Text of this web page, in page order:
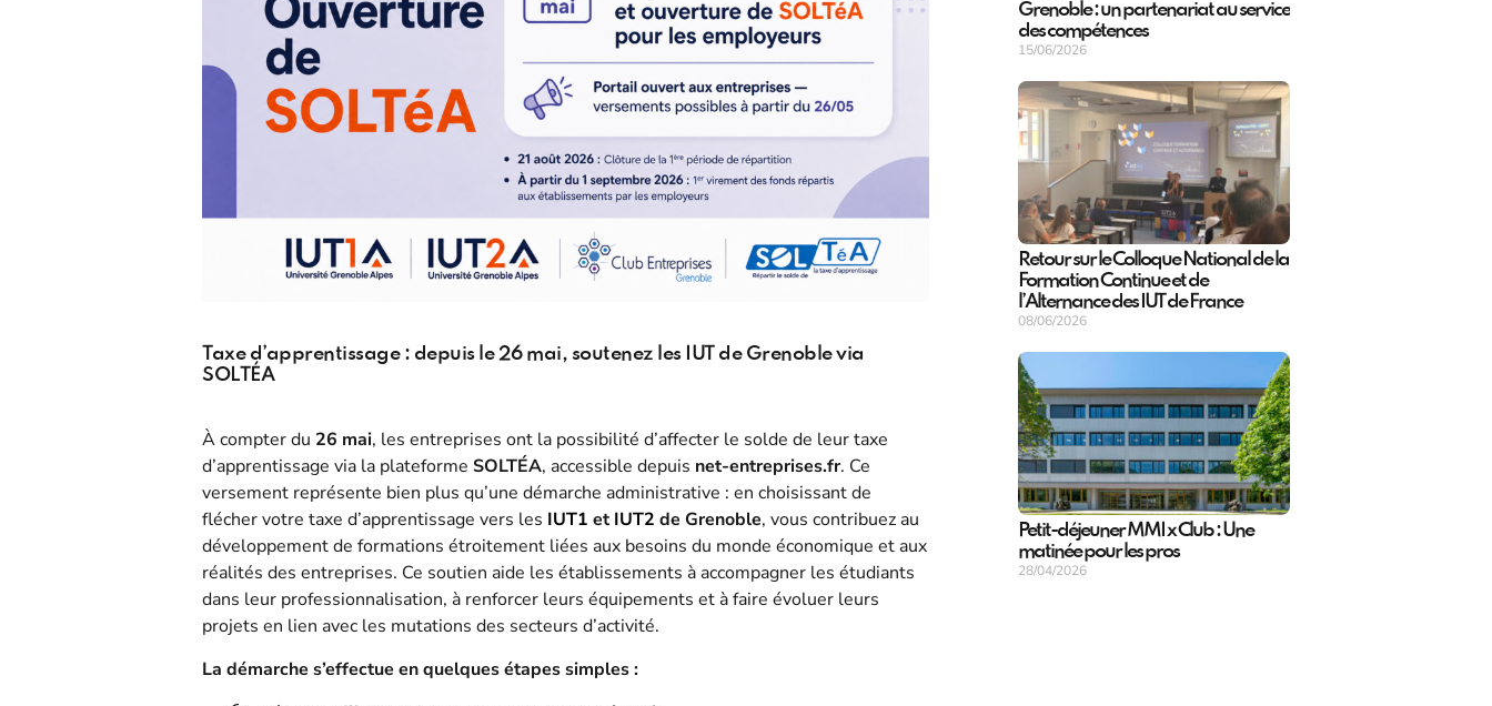
Taxe d’apprentissage : depuis le 26 mai, soutenez les IUT de Grenoble via
SOLTÉA
À compter du 26 mai, les entreprises ont la possibilité d’affecter le solde de leur taxe
d’apprentissage via la plateforme SOLTÉA, accessible depuis net-entreprises.fr. Ce
versement représente bien plus qu’une démarche administrative : en choisissant de
flécher votre taxe d’apprentissage vers les IUT1 etIUT2 de Grenoble, vous contribuez au
développement de formations étroitement liées aux besoins du monde économique et aux
réalités des entreprises. Ce soutien aide les établissements à accompagner les étudiants
dans leur professionnalisation, à renforcer leurs équipements et à faire évoluer leurs
projets en lien avec les mutations des secteurs d’activité.
La démarche s’effectue en quelques étapes simples :
Grenoble : un partenariat au service
des compétences
15/06/2026
Retour sur le Colloque National de la
Formation Continue et de
l’Alternance des IUT de France
08/06/2026
Petit-déjeuner MMI x Club : Une
matinée pour les pros
28/04/2026